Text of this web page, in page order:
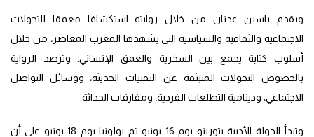
ويقدم ياسين عدنان من خلال روايته استكشافا معمقا للتحولات
الاجتماعية والثقافية والسياسية التي يشهدها المغرب المعاصر، من خلال
أسلوب كتابة يجمع بين السخرية والعمق الإنساني. وترصد الرواية
بالخصوص التحولات المنبثقة عن التقنيات الحديثة، ووسائل التواصل
الاجتماعي، ودينامية التطلعات الفردية، ومفارقات الحداثة.
وتبدأ الجولة الأدبية بتورينو يوم 16 يونيو ثم بولونيا يوم 18 يونيو على أن